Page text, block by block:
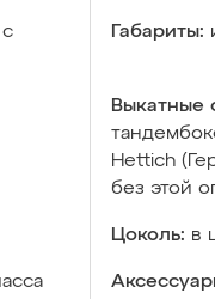
Габариты:
Выкатные
Hettich
без этой
Цоколь: в